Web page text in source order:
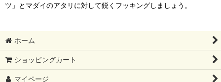
ツ」とマダイのアタリに対して鋭くフッキングしましょう。
ホーム
ショッピングカート
マイページ